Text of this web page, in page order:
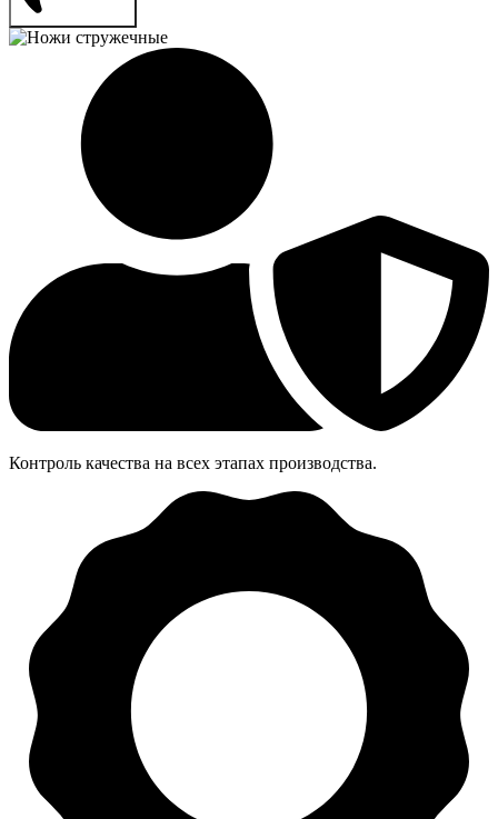
Контроль качества на всех этапах производства.